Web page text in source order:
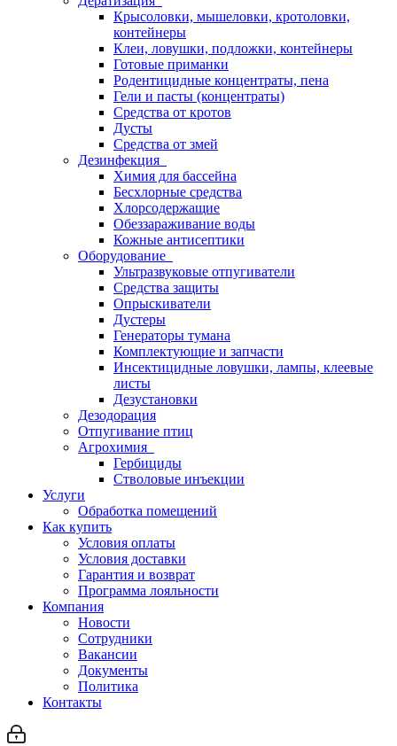
Крысоловки, мышеловки, кротоловки,
контейнеры
Клеи, ловушки, подложки, контейнеры
Готовые приманки
Родентицидные концентраты, пена
Гели и пасты (концентраты)
Средства от кротов
Дусты
Средства от змей
Дезинфекция
Химия для бассейна
Бесхлорные средства
Хлорсодержащие
Обеззараживание воды
Кожные антисептики
Оборудование
Ультразвуковые отпугиватели
Средства защиты
Опрыскиватели
Дустеры
Генераторы тумана
Комплектующие и запчасти
Инсектицидные ловушки, лампы, клеевые
листы
Дезустановки
Дезодорация
Отпугивание птиц
Агрохимия
Гербициды
Стволовые инъекции
Услуги
Обработка помещений
Как купить
Условия оплаты
Условия доставки
Гарантия и возврат
Программа лояльности
Компания
Новости
Сотрудники
Вакансии
Документы
Политика
Контакты